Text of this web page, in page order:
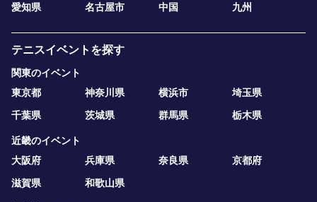
愛知県
名古屋市 中国 九州
テニスイベントを探す
関東のイベント
東京都
神奈川県 横浜市
埼玉県
千葉県
茨城県 群馬県 栃木県
近畿のイベント
大阪府
兵庫県 奈良県
京都府
滋賀県
和歌山県